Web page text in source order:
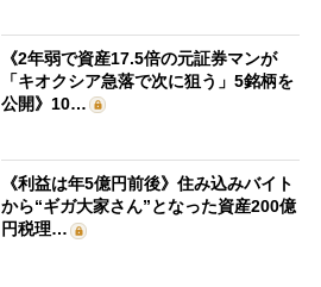
《2年弱で資産17.5倍の元証券マンが
「キオクシア急落で次に狙う」5銘柄を
公開》10…
《利益は年5億円前後》住み込みバイト
から“ギガ大家さん”となった資産200億
円税理…